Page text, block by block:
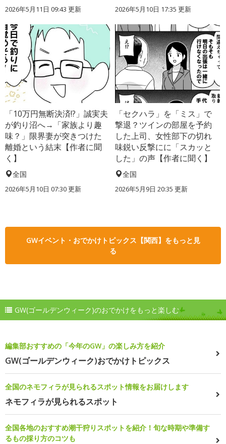
2026年5月11日 09:43 更新 2026年5月10日 17:35 更新
「10万円無断決済!?」誠実夫
が釣り沼へ→「家族より趣
味？」限界妻が突きつけた
離婚という結末【作者に聞
く】
全国
2026年5月10日 07:30 更新
「セクハラ」を「ミス」で
撃退？ツインの部屋を予約
した上司、女性部下の切れ
味鋭い反撃にに「スカッと
した」の声【作者に聞く】
全国
2026年5月9日 20:35 更新
GWイベント・おでかけトピックス【関西】をもっと見
る
GW(ゴールデンウィーク)のおでかけをもっと楽しむ
編集部おすすめの「今年のGW」の楽しみ方を紹介
GW(ゴールデンウィーク)おでかけトピックス
全国のネモフィラが見られるスポット情報をお届けします
ネモフィラが見られるスポット
全国各地のおすすめ潮干狩りスポットを紹介！旬な時期や準備す
るもの採り方のコツも